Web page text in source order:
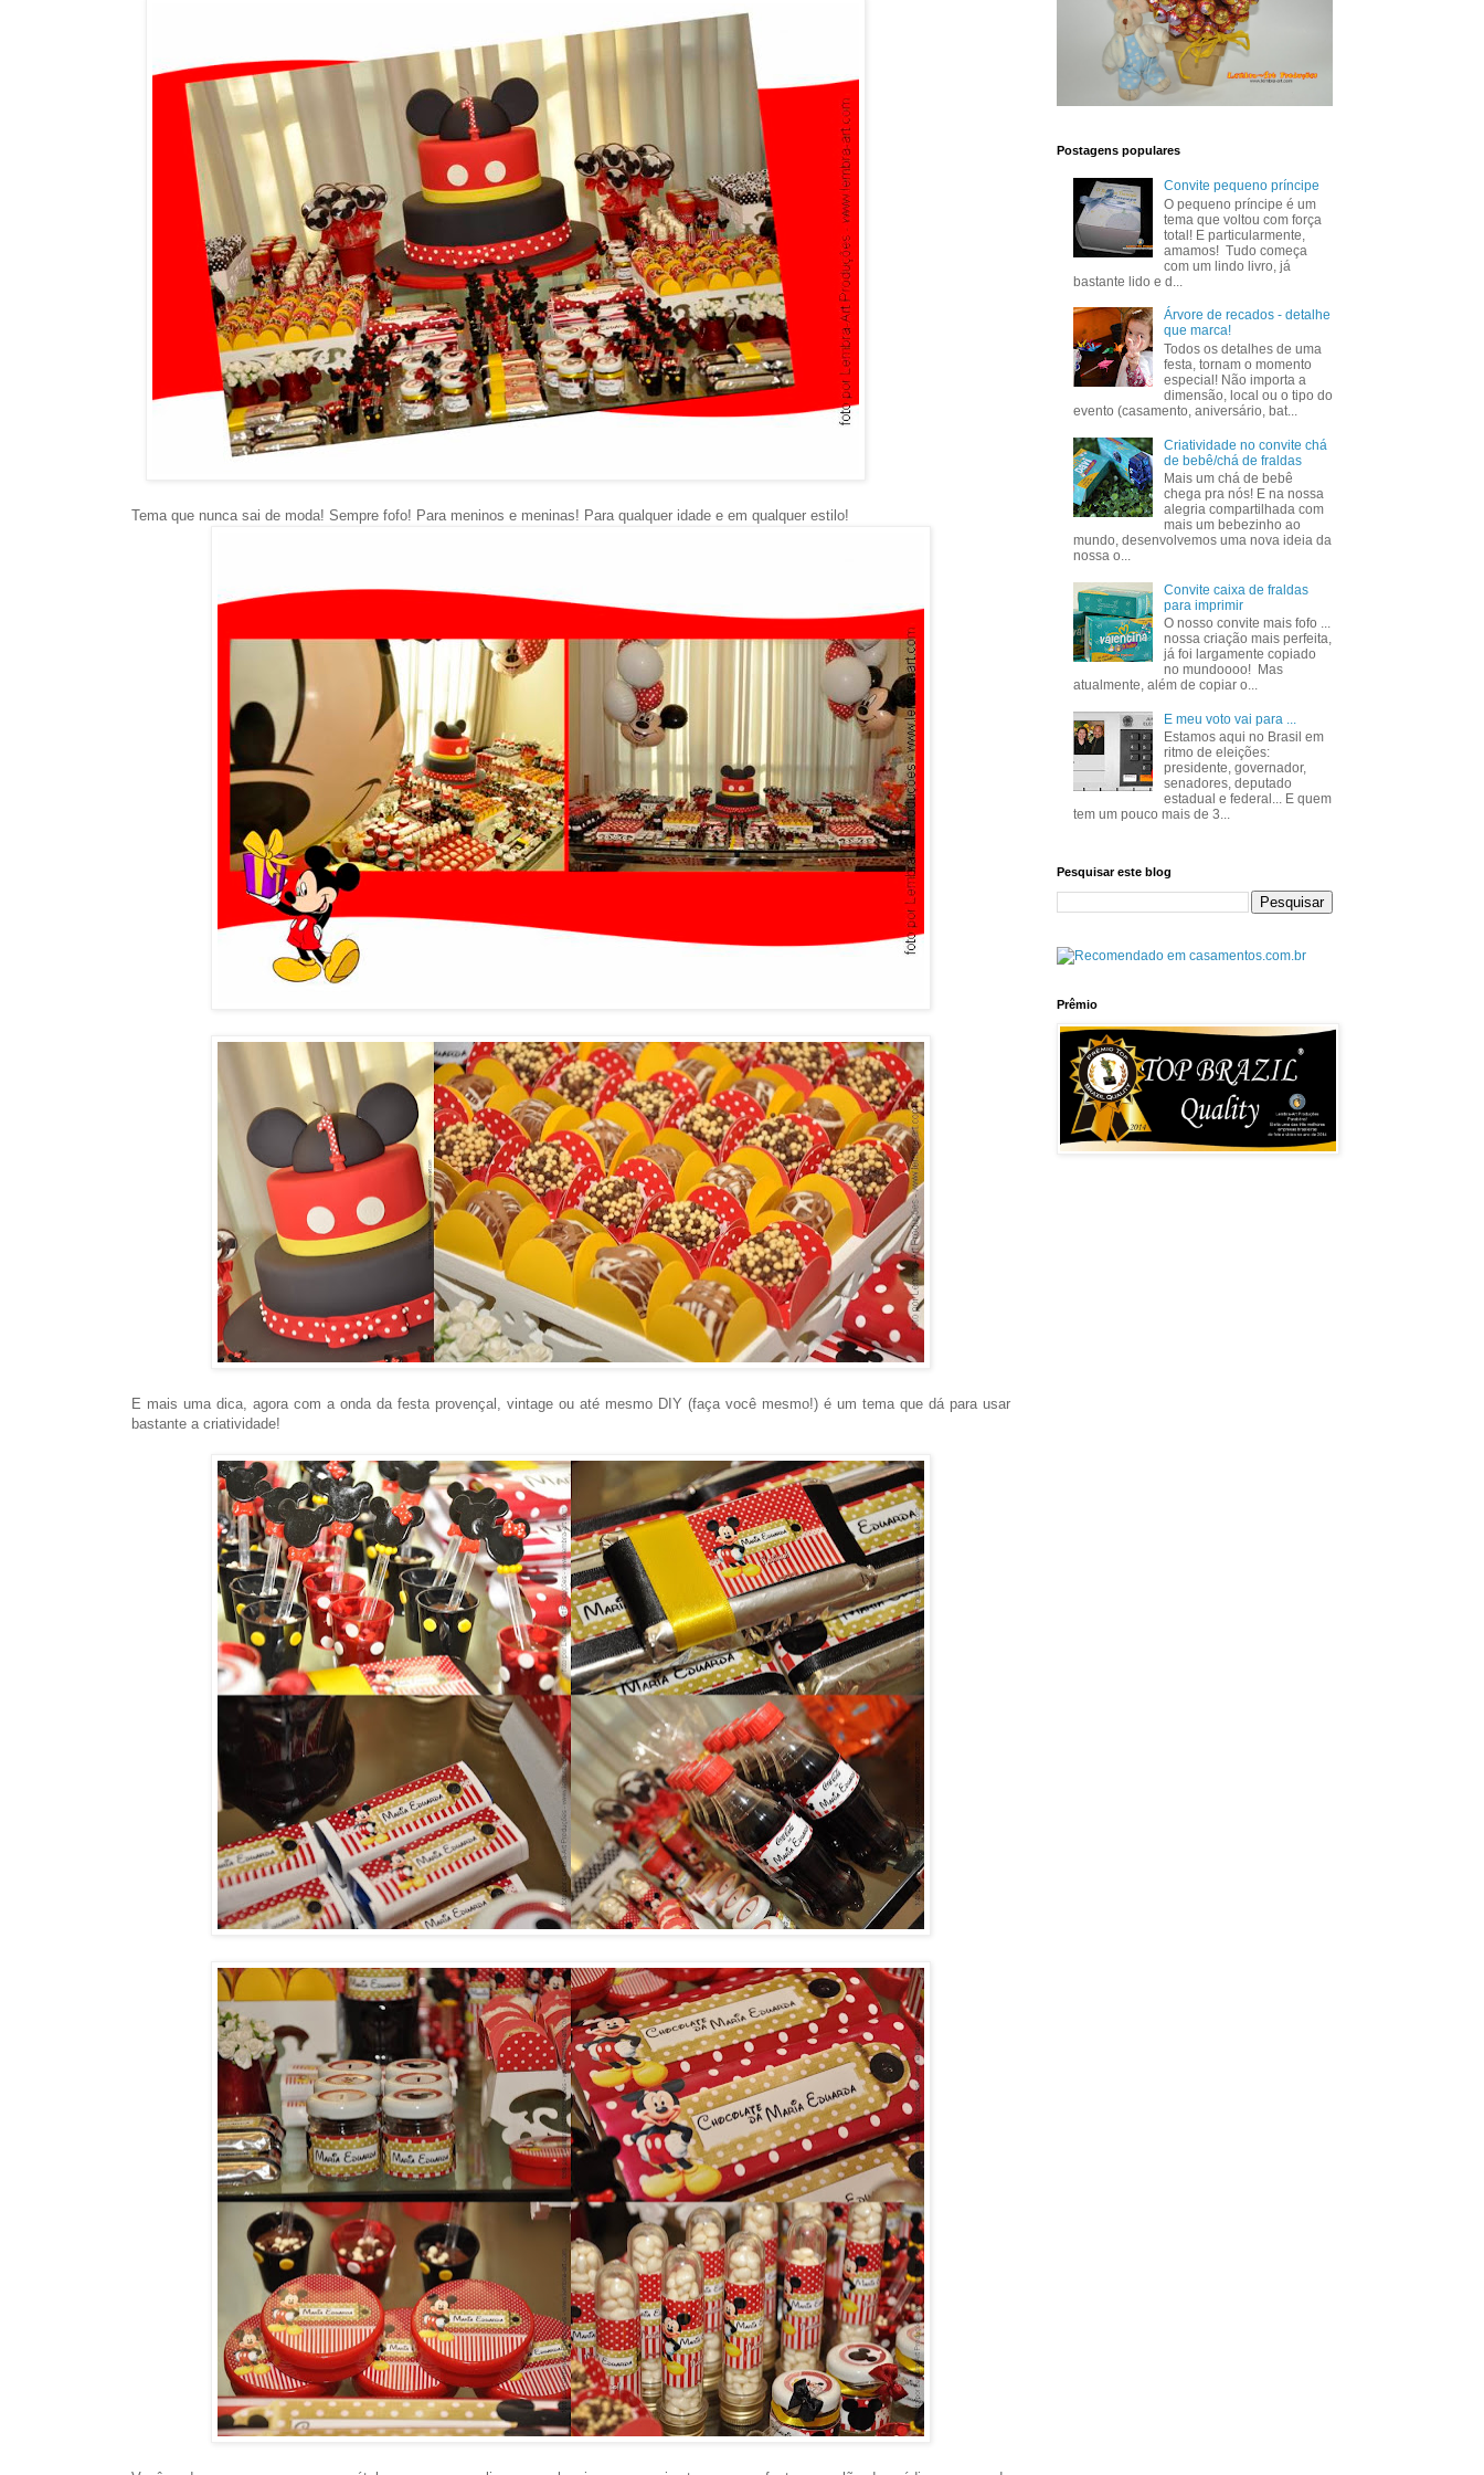
Tema que nunca sai de moda! Sempre fofo! Para meninos e meninas! Para qualquer idade e em qualquer estilo!
E mais uma dica, agora com a onda da festa provençal, vintage ou até mesmo DIY (faça você mesmo!) é um tema que dá para usar
bastante a criatividade!
Postagens populares
Convite pequeno príncipe
O pequeno príncipe é um
tema que voltou com força
total! E particularmente,
amamos! Tudo começa
com um lindo livro, já
bastante lido e d...
Árvore de recados - detalhe
que marca!
Todos os detalhes de uma
festa, tornam o momento
especial! Não importa a
dimensão, local ou o tipo do
evento (casamento, aniversário, bat...
Criatividade no convite chá
de bebê/chá de fraldas
Mais um chá de bebê
chega pra nós! E na nossa
alegria compartilhada com
mais um bebezinho ao
mundo, desenvolvemos uma nova ideia da
nossa o...
Convite caixa de fraldas
para imprimir
O nosso convite mais fofo ...
nossa criação mais perfeita,
já foi largamente copiado
no mundoooo! Mas
atualmente, além de copiar o...
E meu voto vai para ...
Estamos aqui no Brasil em
ritmo de eleições:
presidente, governador,
senadores, deputado
estadual e federal... E quem
tem um pouco mais de 3...
Pesquisar este blog
Prêmio